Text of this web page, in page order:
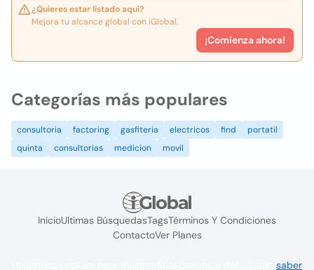
¿Quieres estar listado aquí?
Mejora tu alcance global con iGlobal.
¡Comienza ahora!
Categorías más populares
consultoria factoring gasfiteria electricos find
portatil
quinta
consultorias medicion movil
InicioUltimas BúsquedasTagsTérminos Y Condiciones
ContactoVer Planes
saber